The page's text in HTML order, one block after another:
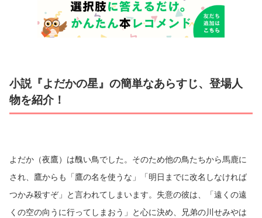
小説『よだかの星』の簡単なあらすじ、登場人
物を紹介！
よだか（夜鷹）は醜い鳥でした。そのため他の鳥たちから馬鹿に
され、鷹からも「鷹の名を使うな」「明日までに改名しなければ
つかみ殺すぞ」と言われてしまいます。失意の彼は、「遠くの遠
くの空の向うに行ってしまおう」と心に決め、兄弟の川せみやは